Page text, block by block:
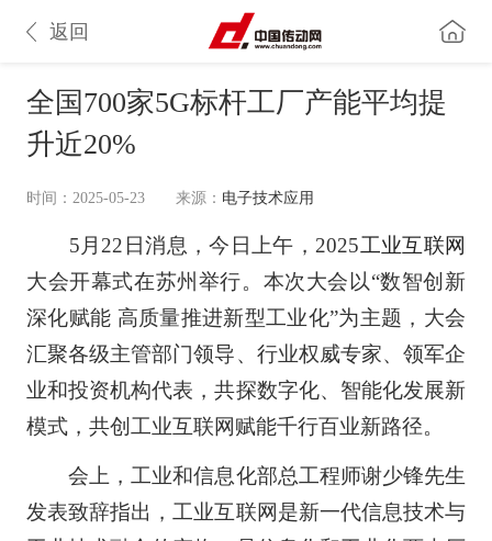
返回
全国700家5G标杆工厂产能平均提
升近20%
时间：2025-05-23 来源： 电子技术应用
5月22日消息，今日上午，2025工业互联网
大会开幕式在苏州举行。本次大会以“数智创新
深化赋能 高质量推进新型工业化”为主题，大会
汇聚各级主管部门领导、行业权威专家、领军企
业和投资机构代表，共探数字化、智能化发展新
模式，共创工业互联网赋能千行百业新路径。
会上，工业和信息化部总工程师谢少锋先生
发表致辞指出，工业互联网是新一代信息技术与